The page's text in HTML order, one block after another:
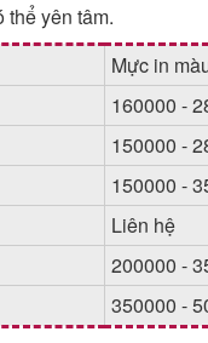
yên tâm.
Mực in
160000 -
150000 -
150000 -
Liên hệ
200000 -
350000 -